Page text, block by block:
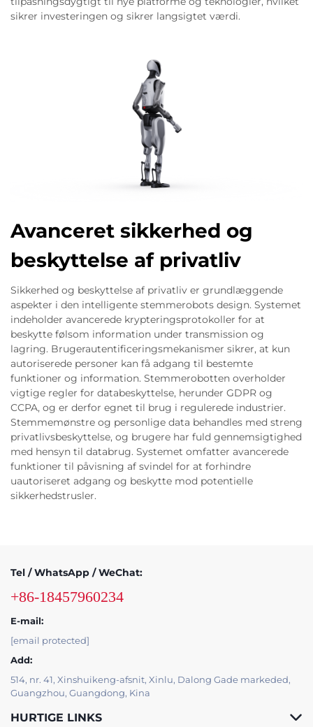
sikrer investeringen og sikrer langsigtet værdi.
Avanceret sikkerhed og
beskyttelse af privatliv
Sikkerhed og beskyttelse af privatliv er grundlæggende
aspekter i den intelligente stemmerobots design. Systemet
indeholder avancerede krypteringsprotokoller for at
beskytte følsom information under transmission og
lagring. Brugerautentificeringsmekanismer sikrer, at kun
autoriserede personer kan få adgang til bestemte
funktioner og information. Stemmerobotten overholder
vigtige regler for databeskyttelse, herunder GDPR og
CCPA, og er derfor egnet til brug i regulerede industrier.
Stemmemønstre og personlige data behandles med streng
privatlivsbeskyttelse, og brugere har fuld gennemsigtighed
med hensyn til databrug. Systemet omfatter avancerede
funktioner til påvisning af svindel for at forhindre
uautoriseret adgang og beskytte mod potentielle
sikkerhedstrusler.
Tel / WhatsApp / WeChat:
+86-18457960234
E-mail:
[email protected]
Add:
514, nr. 41, Xinshuikeng-afsnit, Xinlu, Dalong Gade markeded,
Guangzhou, Guangdong, Kina
HURTIGE LINKS